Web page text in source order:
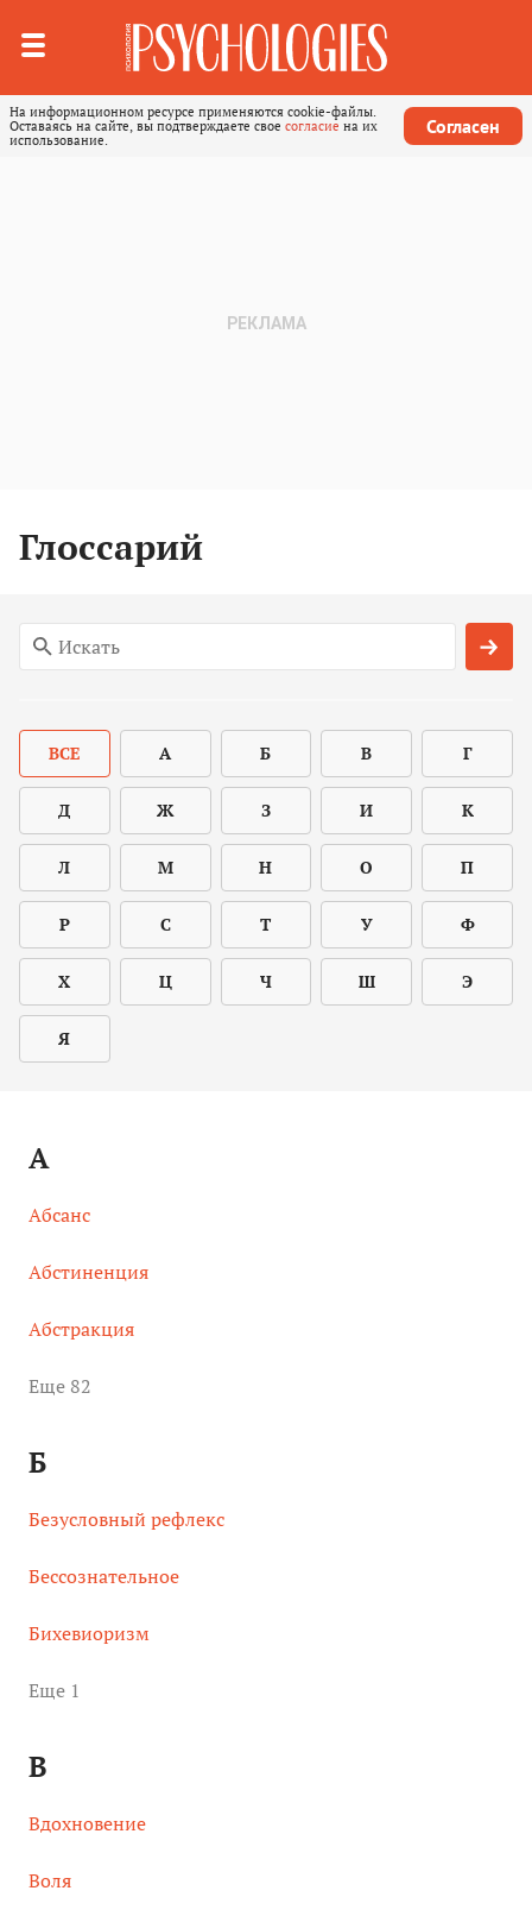
На информационном ресурсе применяются cookie-файлы.
Оставаясь на сайте, вы подтверждаете свое согласие на их
использование.
Согласен
Глоссарий
ВСЕ А Б В Г
Д Ж З И К
Л М Н О П
Р С Т У Ф
Х Ц Ч Ш Э
Я
А
Абсанс
Абстиненция
Абстракция
Eще 82
Б
Безусловный рефлекс
Бессознательное
Бихевиоризм
Eще 1
В
Вдохновение
Воля